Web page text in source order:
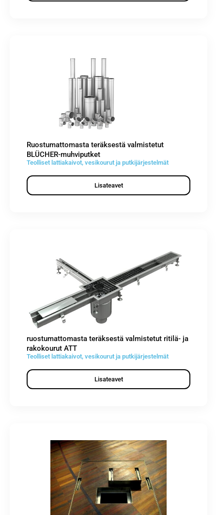
Ruostumattomasta teräksestä valmistetut
BLÜCHER-muhviputket
Teolliset lattiakaivot, vesikourut ja putkijärjestelmät
Lisateavet
ruostumattomasta teräksestä valmistetut ritilä- ja
rakokourut ATT
Teolliset lattiakaivot, vesikourut ja putkijärjestelmät
Lisateavet